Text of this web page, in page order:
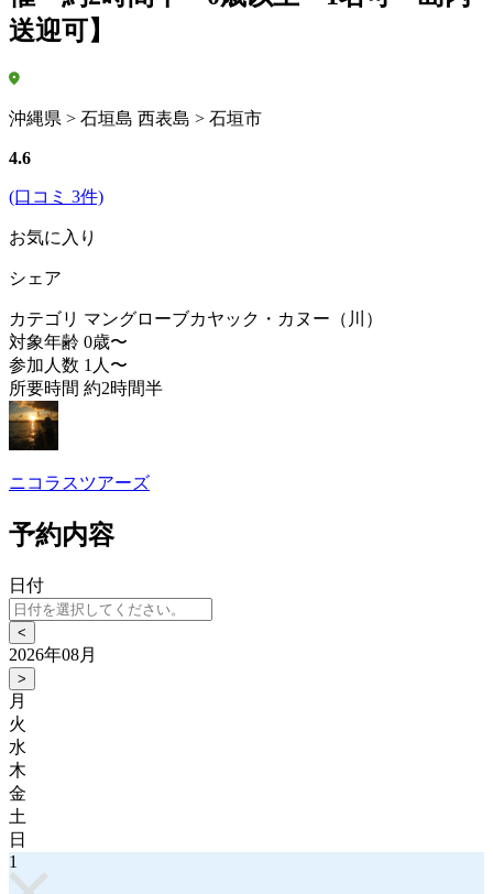
送迎可】
沖縄県 > 石垣島 西表島 > 石垣市
4.6
(口コミ 3件)
お気に入り
シェア
カテゴリ マングローブカヤック・カヌー（川）
対象年齢 0歳〜
参加人数 1人〜
所要時間 約2時間半
ニコラスツアーズ
予約内容
日付
<
2026年08月
>
月
火
水
木
金
土
日
1